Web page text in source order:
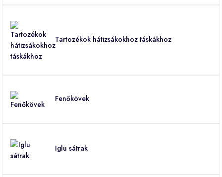
Tartozékok hátizsákokhoz táskákhoz
Fenőkövek
Iglu sátrak